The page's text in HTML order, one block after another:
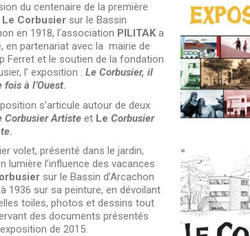
du centenaire de la première
Le Corbusier sur le Bassin
en 1918, l’association PILITAKa
en partenariat avec la mairie de
Ferret et le soutien de la fondation
l’ exposition : Le Corbusier, il
à l’Ouest.
s’articule autour de deux
Corbusier Artiste et Le Corbusier
.
volet, présenté dans le jardin,
lumière l’influence des vacances
sur le Bassin d’Arcachon
1936 sur sa peinture, en dévoilant
toiles, photos et dessins tout
des documents présentés
de 2015.